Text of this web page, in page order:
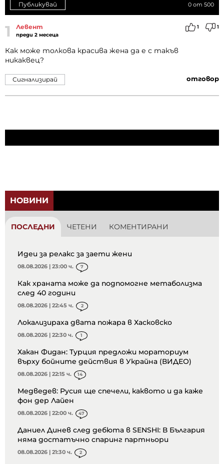
0 от 500
Публикувай
1 Левент
преди 2 месеца
1 1
Как може толкова красива жена да е с такъв
никаквец?
отговор
Сигнализирай
НОВИНИ
ПОСЛЕДНИ ЧЕТЕНИ КОМЕНТИРАНИ
Идеи за релакс за заети жени
08.08.2026 | 23:00 ч. 7
Как храната може да подпомогне метаболизма
след 40 години
08.08.2026 | 22:45 ч. 2
Локализираха двата пожара в Хасковско
08.08.2026 | 22:30 ч. 1
Хакан Фидан: Турция предложи мораториум
върху бойните действия в Украйна (ВИДЕО)
08.08.2026 | 22:15 ч. 14
Медведев: Русия ще спечели, каквото и да каже
фон дер Лайен
08.08.2026 | 22:00 ч. 47
Даниел Динев след дебюта в SENSHI: В България
няма достатъчно спаринг партньори
08.08.2026 | 21:30 ч. 2